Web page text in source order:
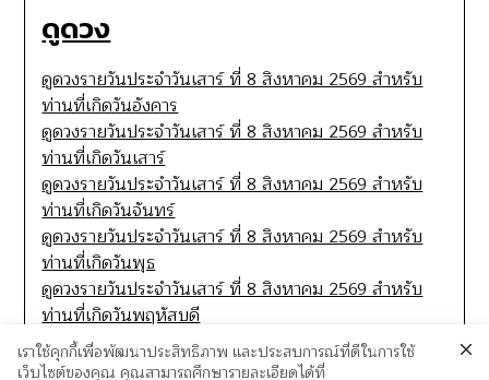
ดูดวง
ดูดวงรายวันประจำวันเสาร์ ที่ 8 สิงหาคม 2569 สำหรับ
ท่านที่เกิดวันอังคาร
ดูดวงรายวันประจำวันเสาร์ ที่ 8 สิงหาคม 2569 สำหรับ
ท่านที่เกิดวันเสาร์
ดูดวงรายวันประจำวันเสาร์ ที่ 8 สิงหาคม 2569 สำหรับ
ท่านที่เกิดวันจันทร์
ดูดวงรายวันประจำวันเสาร์ ที่ 8 สิงหาคม 2569 สำหรับ
ท่านที่เกิดวันพุธ
ดูดวงรายวันประจำวันเสาร์ ที่ 8 สิงหาคม 2569 สำหรับ
ท่านที่เกิดวันพฤหัสบดี
เราใช้คุกกี้เพื่อพัฒนาประสิทธิภาพ และประสบการณ์ที่ดีในการใช้
เว็บไซต์ของคุณ คุณสามารถศึกษารายละเอียดได้ที่